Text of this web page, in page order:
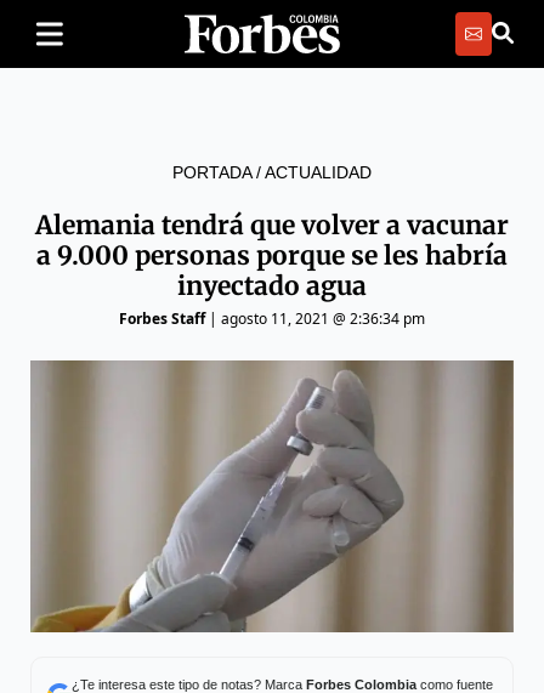
PORTADA/ACTUALIDAD
Alemania tendrá que volver a vacunar
a 9.000 personas porque se les habría
inyectado agua
Forbes Staff| agosto 11, 2021 @ 2:36:34 pm
¿Te interesa este tipo de notas? Marca Forbes Colombiacomo fuente